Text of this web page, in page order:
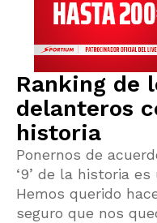
Ranking de
delanteros
historia
Ponernos de
‘9’ de la historia
Hemos querido
seguro que nos